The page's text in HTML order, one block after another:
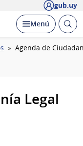
gub.uy
Desplegar
Menú Abrir
Agenda de
Legal